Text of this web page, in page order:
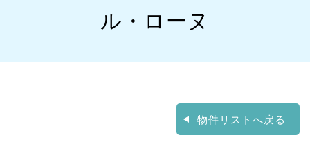
ル・ローヌ
物件リストへ戻る